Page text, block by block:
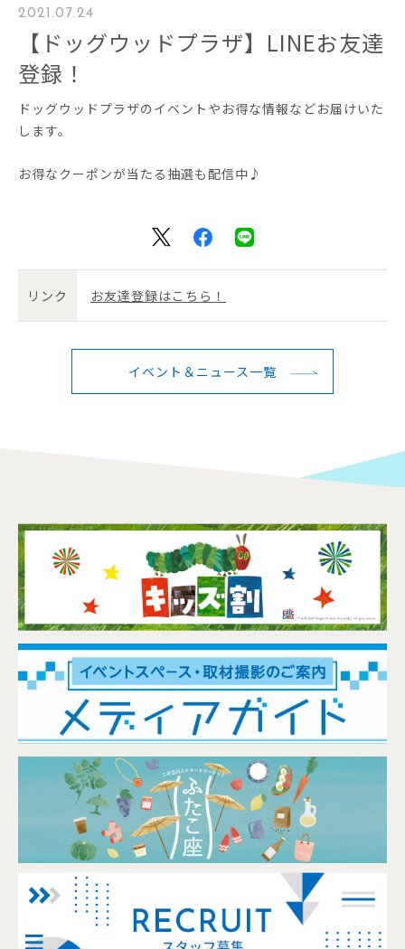
2021.07.24
【ドッグウッドプラザ】LINEお友達
登録！
ドッグウッドプラザのイベントやお得な情報などお届けいた
します。
お得なクーポンが当たる抽選も配信中♪
リンク お友達登録はこちら！
イベント＆ニュース一覧